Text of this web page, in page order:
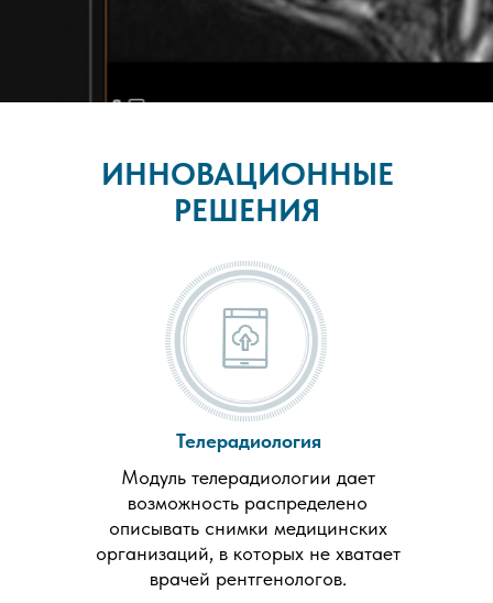
ИННОВАЦИОННЫЕ
РЕШЕНИЯ
Телерадиология
Модуль телерадиологии дает
возможность распределено
описывать снимки медицинских
организаций, в которых не хватает
врачей рентгенологов.